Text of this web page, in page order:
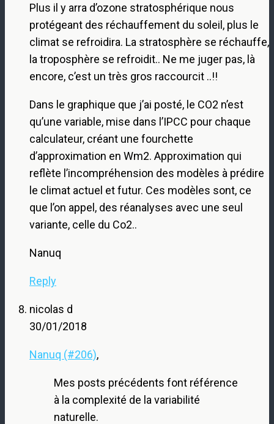
Plus il y arra d’ozone stratosphérique nous
protégeant des réchauffement du soleil, plus le
climat se refroidira. La stratosphère se réchauffe,
la troposphère se refroidit.. Ne me juger pas, là
encore, c’est un très gros raccourcit ..!!
Dans le graphique que j’ai posté, le CO2 n’est
qu’une variable, mise dans l’IPCC pour chaque
calculateur, créant une fourchette
d’approximation en Wm2. Approximation qui
reflète l’incompréhension des modèles à prédire
le climat actuel et futur. Ces modèles sont, ce
que l’on appel, des réanalyses avec une seul
variante, celle du Co2..
Nanuq
Reply
nicolas d
30/01/2018
Nanuq (#206),
Mes posts précédents font référence
à la complexité de la variabilité
naturelle.